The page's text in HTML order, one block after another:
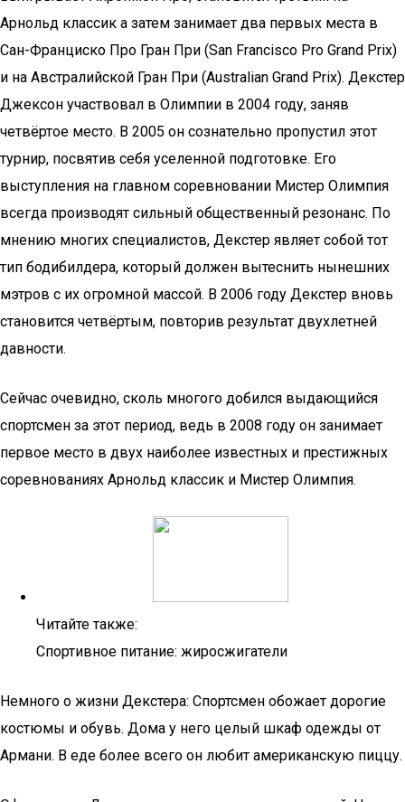
Арнольд классик а затем занимает два первых места в
Сан-Франциско Про Гран При (San Francisco Pro Grand Prix)
и на Австралийской Гран При (Australian Grand Prix). Декстер
Джексон участвовал в Олимпии в 2004 году, заняв
четвёртое место. В 2005 он сознательно пропустил этот
турнир, посвятив себя уселенной подготовке. Его
выступления на главном соревновании Мистер Олимпия
всегда производят сильный общественный резонанс. По
мнению многих специалистов, Декстер являет собой тот
тип бодибилдера, который должен вытеснить нынешних
мэтров с их огромной массой. В 2006 году Декстер вновь
становится четвёртым, повторив результат двухлетней
давности.
Сейчас очевидно, сколь многого добился выдающийся
спортсмен за этот период, ведь в 2008 году он занимает
первое место в двух наиболее известных и престижных
соревнованиях Арнольд классик и Мистер Олимпия.
Читайте также:
Спортивное питание: жиросжигатели
Немного о жизни Декстера: Спортсмен обожает дорогие
костюмы и обувь. Дома у него целый шкаф одежды от
Армани. В еде более всего он любит американскую пиццу.